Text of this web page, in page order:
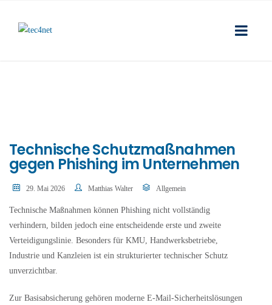
Technische Schutzmaßnahmen
gegen Phishing im Unternehmen
29. Mai 2026 Matthias Walter Allgemein
Technische Maßnahmen können Phishing nicht vollständig
verhindern, bilden jedoch eine entscheidende erste und zweite
Verteidigungslinie. Besonders für KMU, Handwerksbetriebe,
Industrie und Kanzleien ist ein strukturierter technischer Schutz
unverzichtbar.
Zur Basisabsicherung gehören moderne E-Mail-Sicherheitslösungen